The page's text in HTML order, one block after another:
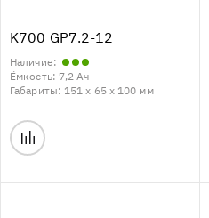
K700 GP7.2-12
Наличие:
Ёмкость: 7,2 Ач
Габариты: 151 x 65 x 100 мм